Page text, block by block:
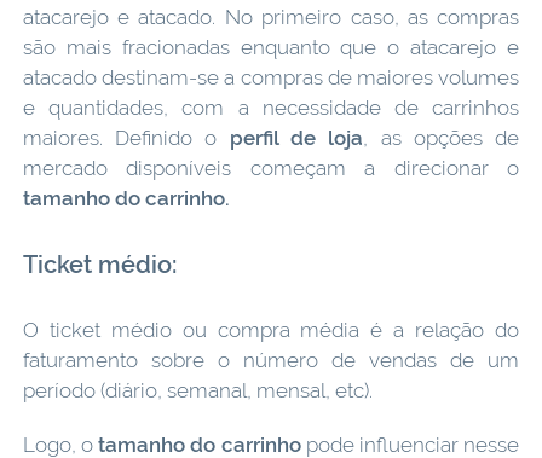
atacarejo e atacado. No primeiro caso, as compras
são mais fracionadas enquanto que o atacarejo e
atacado destinam-se a compras de maiores volumes
e quantidades, com a necessidade de carrinhos
maiores. Definido o perfil de loja , as opções de
mercado disponíveis começam a direcionar o
tamanho do carrinho.
Ticket médio:
O ticket médio ou compra média é a relação do
faturamento sobre o número de vendas de um
período (diário, semanal, mensal, etc).
Logo, otamanho do carrinhopode influenciar nesse